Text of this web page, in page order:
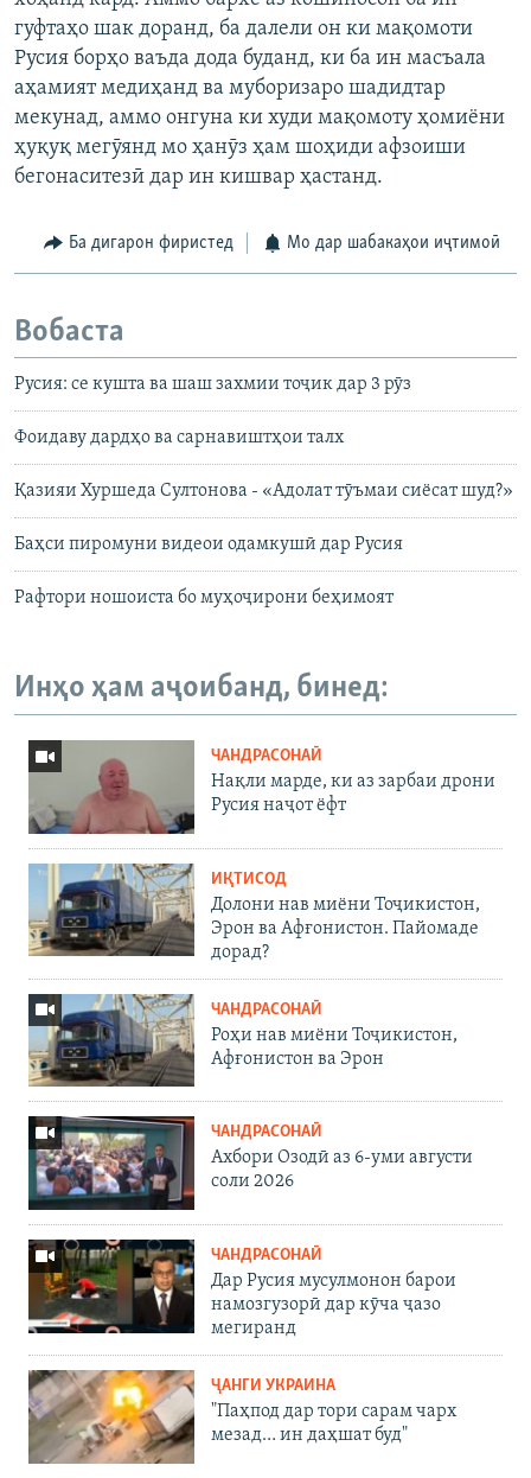
гуфтаҳо шак доранд, ба далели он ки мақомоти
Русия борҳо ваъда дода буданд, ки ба ин масъала
аҳамият медиҳанд ва муборизаро шадидтар
мекунад, аммо онгуна ки худи мақомоту ҳомиёни
ҳуқуқ мегӯянд мо ҳанӯз ҳам шоҳиди афзоиши
бегонаситезӣ дар ин кишвар ҳастанд.
Ба дигарон фиристед Мо дар шабакаҳои иҷтимоӣ
Вобаста
Русия: се кушта ва шаш захмии тоҷик дар 3 рӯз
Фоидаву дардҳо ва сарнавиштҳои талх
Қазияи Хуршеда Султонова - «Адолат тӯъмаи сиёсат шуд?»
Баҳси пиромуни видеои одамкушӣ дар Русия
Рафтори ношоиста бо муҳоҷирони беҳимоят
Инҳо ҳам аҷоибанд, бинед:
ЧАНДРАСОНАӢ
Нақли марде, ки аз зарбаи дрони
Русия наҷот ёфт
ИҚТИСОД
Долони нав миёни Тоҷикистон,
Эрон ва Афғонистон. Пайомаде
дорад?
ЧАНДРАСОНАӢ
Роҳи нав миёни Тоҷикистон,
Афғонистон ва Эрон
ЧАНДРАСОНАӢ
Ахбори Озодӣ аз 6-уми августи
соли 2026
ЧАНДРАСОНАӢ
Дар Русия мусулмонон барои
намозгузорӣ дар кӯча ҷазо
мегиранд
ҶАНГИ УКРАИНА
"Паҳпод дар тори сарам чарх
мезад… ин даҳшат буд"